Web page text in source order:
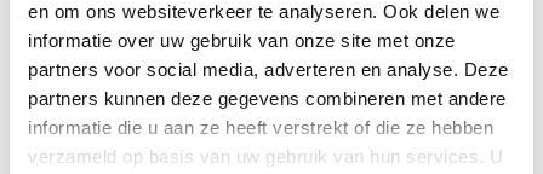
en om ons websiteverkeer te analyseren. Ook delen we
informatie over uw gebruik van onze site met onze
partners voor social media, adverteren en analyse. Deze
partners kunnen deze gegevens combineren met andere
informatie die u aan ze heeft verstrekt of die ze hebben
verzameld op basis van uw gebruik van hun services. U
Er zijn nog geen reviews geschreven over dit product..